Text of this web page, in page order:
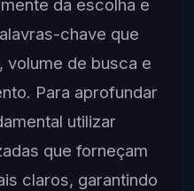
da escolha e
chave que
volume de busca e
Para aprofundar
utilizar
que forneçam
claros, garantindo